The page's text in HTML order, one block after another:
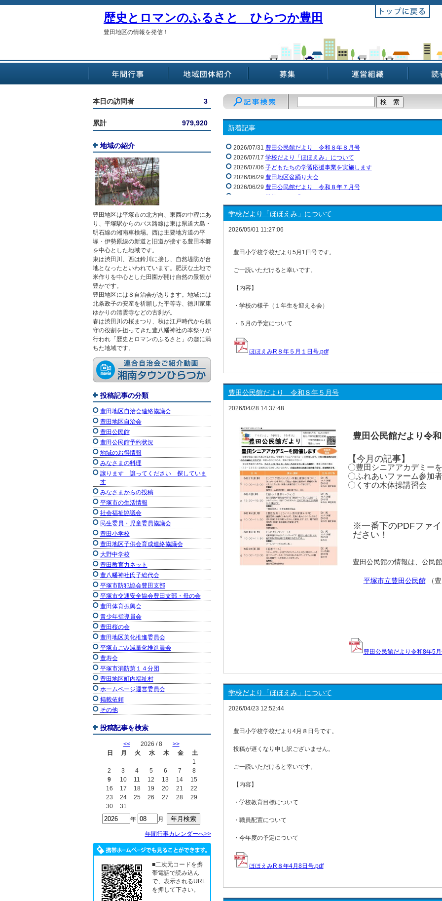
歴史とロマンのふるさと ひらつか豊田
豊田地区の情報を発信！
本日の訪問者 3
累計 979,920
地域の紹介
豊田地区は平塚市の北方向、東西の中程にあ
り、平塚駅からのバス路線は東は県道大島・
明石線の湘南車検場。西は主要地方道の平
塚・伊勢原線の新道と旧道が接する豊田本郷
を中心とした地域です。
東は渋田川、西は鈴川に接し、自然堤防が台
地となったといわれています。肥沃な土地で
米作りを中心とした田園が開け自然の景観が
豊かです。
豊田地区には８自治会があります。地域には
北条政子の安産を祈願した平等寺、徳川家康
ゆかりの清雲寺などの古刹が。
春は渋田川の桜まつり、秋は江戸時代から鎮
守の役割を担ってきた豊八幡神社の本祭りが
行われ「歴史とロマンのふるさと」の趣に満
ちた地域です。
投稿記事の分類
豊田地区自治会連絡協議会
豊田地区自治会
豊田公民館
豊田公民館予約状況
地域のお得情報
みなさまの料理
譲ります 譲ってください 探していま
す
みなさまからの投稿
平塚市の生活情報
社会福祉協議会
民生委員・児童委員協議会
豊田小学校
豊田地区子供会育成連絡協議会
大野中学校
豊田教育力ネット
豊八幡神社氏子総代会
平塚市防犯協会豊田支部
平塚市交通安全協会豊田支部・母の会
豊田体育振興会
青少年指導員会
豊田桜の会
豊田地区美化推進委員会
平塚市ごみ減量化推進員会
豊寿会
平塚市消防第１４分団
豊田地区町内福祉村
ホームページ運営委員会
掲載依頼
その他
投稿記事を検索
<< 2026 / 8
>>
日
月 火 水 木 金
土
1
2
3 4 5 6 7
8
9
10 11 12 13 14
15
16
17 18 19 20 21
22
23
24 25 26 27 28
29
30
31
年
月
年間行事カレンダーへ>>
■二次元コードを携
帯電話で読み込ん
で、表示されるURL
を押して下さい。
新着記事
2026/07/31 豊田公民館だより 令和８年８月号
2026/07/17 学校だより「ほほえみ」について
2026/07/06 子どもたちの学習応援事業を実施します
2026/06/29 豊田地区盆踊り大会
2026/06/29 豊田公民館だより 令和８年７月号
2026/05/29豊田公民館だより 令和８年６月号
2026/05/22２３日（土）「ふれあいファーム（苗植え）」実施します
2026/05/05令和８年度花菜ガーデン・バラ祭り開催。
学校だより「ほほえみ」について
2026/05/01 11:27:06
豊田小学校学校だより5月1日号です。
ご一読いただけると幸いです。
【内容】
・学校の様子（１年生を迎える会）
・５月の予定について
ほほえみR８年５月１日号.pdf
豊田公民館だより 令和８年５月号
2026/04/28 14:37:48
豊田公民館だより令
【今月の記事】
〇豊田シニアアカデミー
〇ふれあいファーム参加
〇くすの木体操講習会
※一番下のPDFファ
ださい！
豊田公民館の情報は、公民
平塚市立豊田公民館（豊
豊田公民館だより令和8年5
学校だより「ほほえみ」について
2026/04/23 12:52:44
豊田小学校学校だより4月８日号です。
投稿が遅くなり申し訳ございません。
ご一読いただけると幸いです。
【内容】
・学校教育目標について
・職員配置について
・今年度の予定について
ほほえみR８年4月8日号.pdf